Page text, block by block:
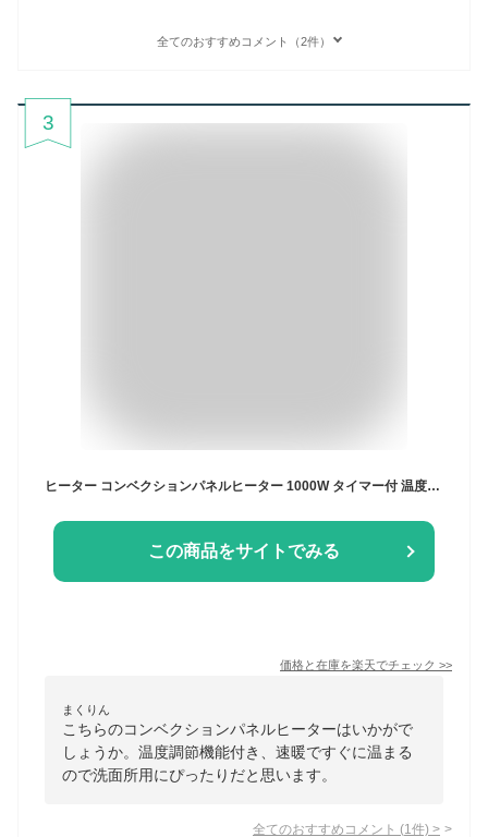
全てのおすすめコメント（2件）
3
ヒーター コンベクションパネルヒーター 1000W タイマー付 温度調節機能付 YSG-1000LED 電気ヒーター パネル型ヒーター コンベクションヒーター 暖房機 脱衣所 トイレ 洗面所 足元暖房 即暖 速暖 日本国内総代理店 ミル mill 【送料無料】
この商品をサイトでみる
価格と在庫を楽天でチェック >>
まくりん
こちらのコンベクションパネルヒーターはいかがで
しょうか。温度調節機能付き、速暖ですぐに温まる
ので洗面所用にぴったりだと思います。
全てのおすすめコメント (1 件) >